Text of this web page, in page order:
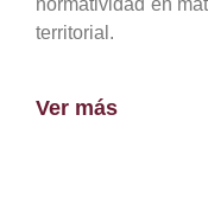
normatividad en
territorial.
Ver más